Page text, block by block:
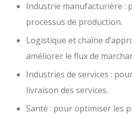
Industrie manufacturière :
processus de production.
Logistique et chaîne
améliorer le flux de
Industries de services :
livraison des services.
Santé : pour optimiser les